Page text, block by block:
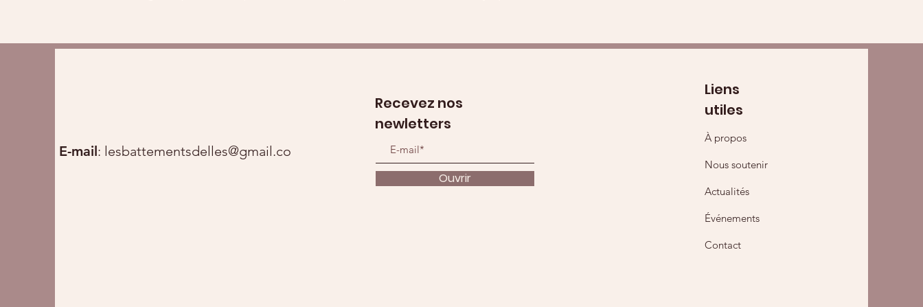
E-mail: lesbattementsdelles@gmail.com
Liens
utiles
À propos
Nous soutenir
Actualités
Événements
Contact
Recevez nos
newletters
Ouvrir